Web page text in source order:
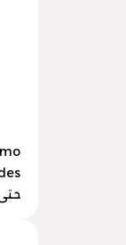
حتى 50%